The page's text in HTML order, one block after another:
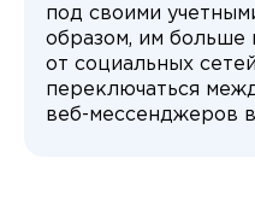
под своими
образом, им больше
от социальных
переключаться
веб-мессенджеров